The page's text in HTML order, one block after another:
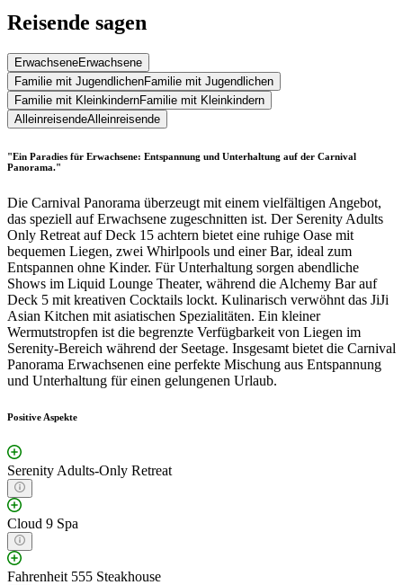
Reisende sagen
ErwachseneErwachsene
Familie mit JugendlichenFamilie mit Jugendlichen
Familie mit KleinkindernFamilie mit Kleinkindern
AlleinreisendeAlleinreisende
"Ein Paradies für Erwachsene: Entspannung und Unterhaltung auf der Carnival
Panorama."
Die Carnival Panorama überzeugt mit einem vielfältigen Angebot,
das speziell auf Erwachsene zugeschnitten ist. Der Serenity Adults
Only Retreat auf Deck 15 achtern bietet eine ruhige Oase mit
bequemen Liegen, zwei Whirlpools und einer Bar, ideal zum
Entspannen ohne Kinder. Für Unterhaltung sorgen abendliche
Shows im Liquid Lounge Theater, während die Alchemy Bar auf
Deck 5 mit kreativen Cocktails lockt. Kulinarisch verwöhnt das JiJi
Asian Kitchen mit asiatischen Spezialitäten. Ein kleiner
Wermutstropfen ist die begrenzte Verfügbarkeit von Liegen im
Serenity-Bereich während der Seetage. Insgesamt bietet die Carnival
Panorama Erwachsenen eine perfekte Mischung aus Entspannung
und Unterhaltung für einen gelungenen Urlaub.
Positive Aspekte
Serenity Adults-Only Retreat
Cloud 9 Spa
Fahrenheit 555 Steakhouse